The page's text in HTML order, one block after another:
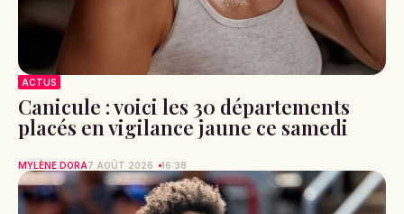
ACTUS
Canicule : voici les 30 départements
placés en vigilance jaune ce samedi
MYLÈNE DORA7 AOÛT 2026 16:38